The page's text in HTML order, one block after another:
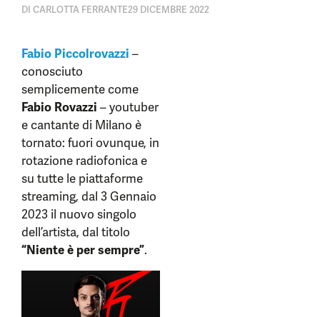
DI CARLOTTA FERRANTE29 DICEMBRE 2022
Fabio Piccolrovazzi –
conosciuto
semplicemente come
Fabio Rovazzi – youtuber
e cantante di Milano è
tornato: fuori ovunque, in
rotazione radiofonica e
su tutte le piattaforme
streaming, dal 3 Gennaio
2023 il nuovo singolo
dell’artista, dal titolo
“Niente è per sempre”.